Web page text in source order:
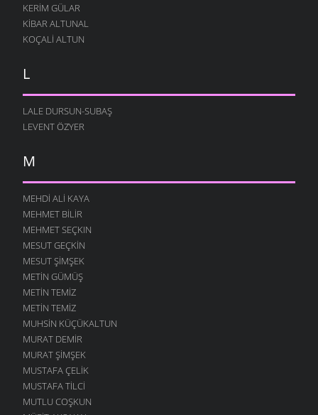
KERIM GÜLAR
KIBAR ALTUNAL
KOÇALI ALTUN
L
LALE DURSUN-SUBAŞ
LEVENT ÖZYER
M
MEHDI ALI KAYA
MEHMET BILIR
MEHMET SEÇKIN
MESUT GEÇKIN
MESUT ŞIMŞEK
METIN GÜMÜŞ
METIN TEMIZ
METIN TEMIZ
MUHSIN KÜÇÜKALTUN
MURAT DEMIR
MURAT ŞIMŞEK
MUSTAFA ÇELIK
MUSTAFA TILCI
MUTLU COŞKUN